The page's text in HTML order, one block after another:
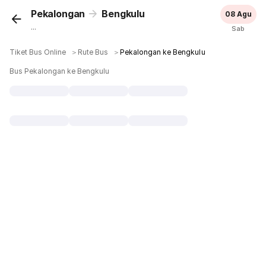
Pekalongan Bengkulu
...
08 Agu
Sab
Tiket Bus Online ＞ Rute Bus ＞Pekalongan ke Bengkulu
Bus Pekalongan ke Bengkulu